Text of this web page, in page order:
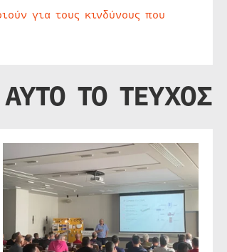
για τους κινδύνους που
ΤΟ ΤΕΥΧΟΣ